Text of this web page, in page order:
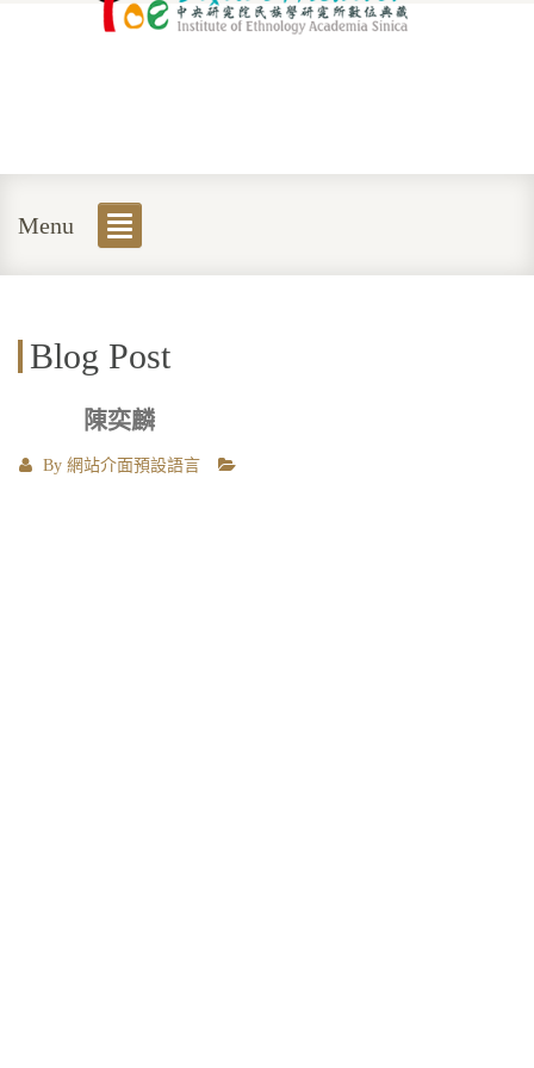
Menu
Blog Post
陳奕麟
By 網站介面預設語言